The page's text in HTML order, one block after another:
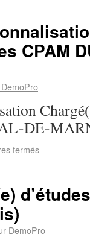
CPAM
DE-
fermés
DemoPro